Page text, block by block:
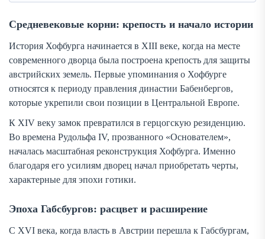
Средневековые корни: крепость и начало истории
История Хофбурга начинается в XIII веке, когда на месте
современного дворца была построена крепость для защиты
австрийских земель. Первые упоминания о Хофбурге
относятся к периоду правления династии Бабенбергов,
которые укрепили свои позиции в Центральной Европе.
К XIV веку замок превратился в герцогскую резиденцию.
Во времена Рудольфа IV, прозванного «Основателем»,
началась масштабная реконструкция Хофбурга. Именно
благодаря его усилиям дворец начал приобретать черты,
характерные для эпохи готики.
Эпоха Габсбургов: расцвет и расширение
С XVI века, когда власть в Австрии перешла к Габсбургам,